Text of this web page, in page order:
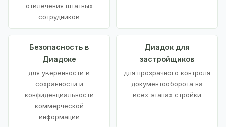
отвлечения штатных
сотрудников
Безопасность в
Диадоке
для уверенности в
сохранности и
конфиденциальности
коммерческой
информации
Диадок для
застройщиков
для прозрачного контроля
документооборота на
всех этапах стройки